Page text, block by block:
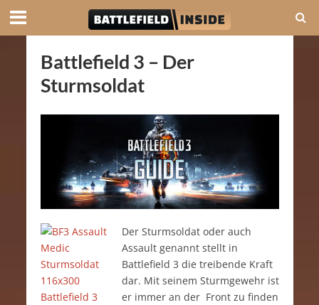
Battlefield 3 – Der
Sturmsoldat
Der Sturmsoldat oder auch
Assault genannt stellt in
Battlefield 3 die treibende Kraft
dar. Mit seinem Sturmgewehr ist
er immer an der Front zu finden